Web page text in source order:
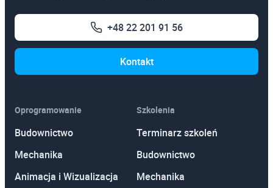
+48 22 201 91 56
Kontakt
Oprogramowanie
Budownictwo
Mechanika
Animacja i Wizualizacja
Szkolenia
Terminarz szkoleń
Budownictwo
Mechanika